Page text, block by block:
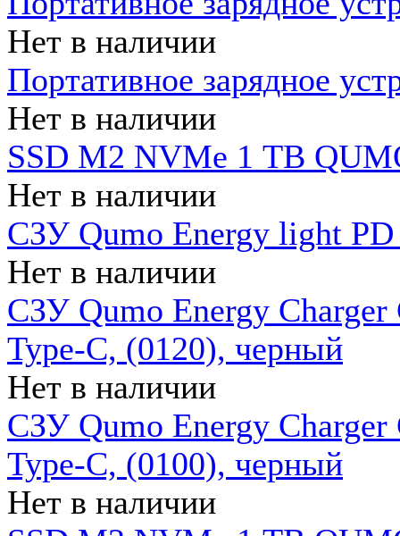
Нет в наличии
Портативное зарядное
Нет в наличии
SSD M2 NVMe 1 ТB
Нет в наличии
СЗУ Qumo Energy light PD
Нет в наличии
СЗУ Qumo Energy
Type-C, (0120), черный
Нет в наличии
СЗУ Qumo Energy
Type-C, (0100), черный
Нет в наличии